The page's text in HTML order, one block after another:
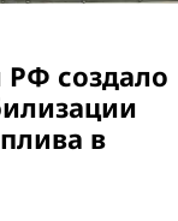
РФ создало
в